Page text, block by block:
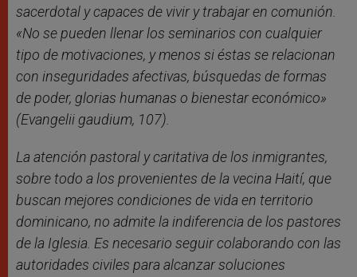
sacerdotal y capaces de vivir y trabajar en comunión.
«No se pueden llenar los seminarios con cualquier
tipo de motivaciones, y menos si éstas se relacionan
con inseguridades afectivas, búsquedas de formas
de poder, glorias humanas o bienestar económico»
(Evangelii gaudium, 107).
La atención pastoral y caritativa de los inmigrantes,
sobre todo a los provenientes de la vecina Haití, que
buscan mejores condiciones de vida en territorio
dominicano, no admite la indiferencia de los pastores
de la Iglesia. Es necesario seguir colaborando con las
autoridades civiles para alcanzar soluciones